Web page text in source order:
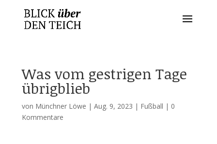
Was vom gestrigen Tage
übrigblieb
von Münchner Löwe | Aug. 9, 2023 | Fußball | 0
Kommentare